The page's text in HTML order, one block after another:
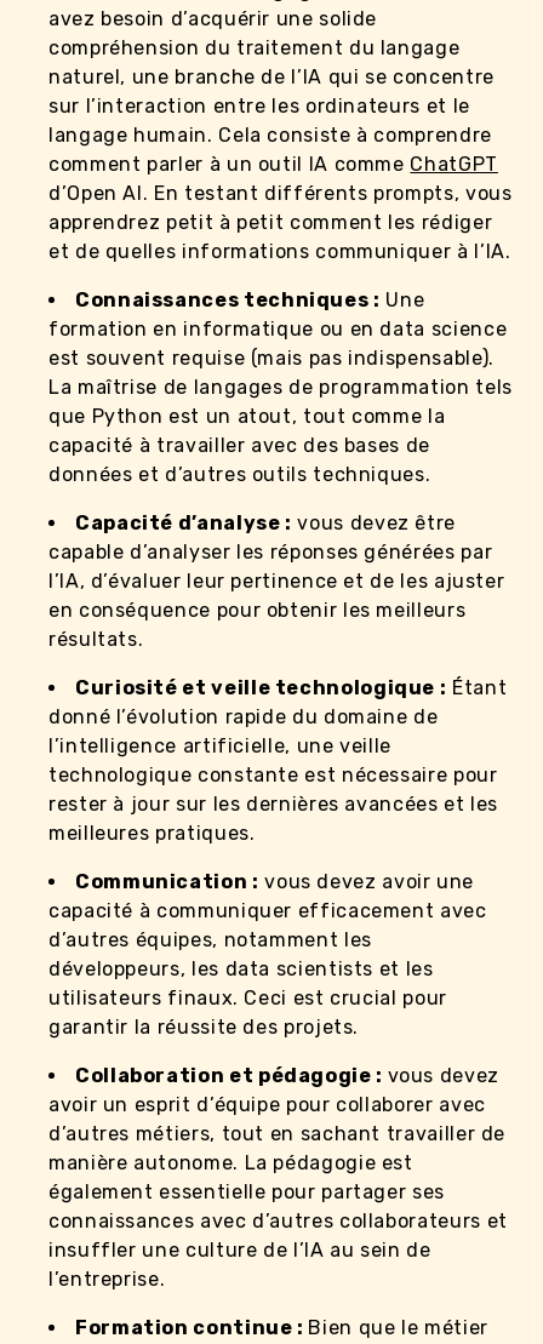
avez besoin d’acquérir une solide
compréhension du traitement du langage
naturel, une branche de l’IA qui se concentre
sur l’interaction entre les ordinateurs et le
langage humain. Cela consiste à comprendre
comment parler à un outil IA comme ChatGPT
d’Open AI. En testant différents prompts, vous
apprendrez petit à petit comment les rédiger
et de quelles informations communiquer à l’IA.
Connaissances techniques : Une
formation en informatique ou en data science
est souvent requise (mais pas indispensable).
La maîtrise de langages de programmation tels
que Python est un atout, tout comme la
capacité à travailler avec des bases de
données et d’autres outils techniques.
Capacité d’analyse : vous devez être
capable d’analyser les réponses générées par
l’IA, d’évaluer leur pertinence et de les ajuster
en conséquence pour obtenir les meilleurs
résultats.
Curiosité et veille technologique : Étant
donné l’évolution rapide du domaine de
l’intelligence artificielle, une veille
technologique constante est nécessaire pour
rester à jour sur les dernières avancées et les
meilleures pratiques.
Communication : vous devez avoir une
capacité à communiquer efficacement avec
d’autres équipes, notamment les
développeurs, les data scientists et les
utilisateurs finaux. Ceci est crucial pour
garantir la réussite des projets.
Collaboration et pédagogie : vous devez
avoir un esprit d’équipe pour collaborer avec
d’autres métiers, tout en sachant travailler de
manière autonome. La pédagogie est
également essentielle pour partager ses
connaissances avec d’autres collaborateurs et
insuffler une culture de l’IA au sein de
l’entreprise.
Formation continue : Bien que le métier